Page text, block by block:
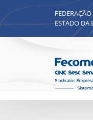
ESTADO DA